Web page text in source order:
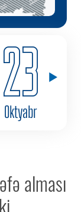
23
Oktyabr
alması